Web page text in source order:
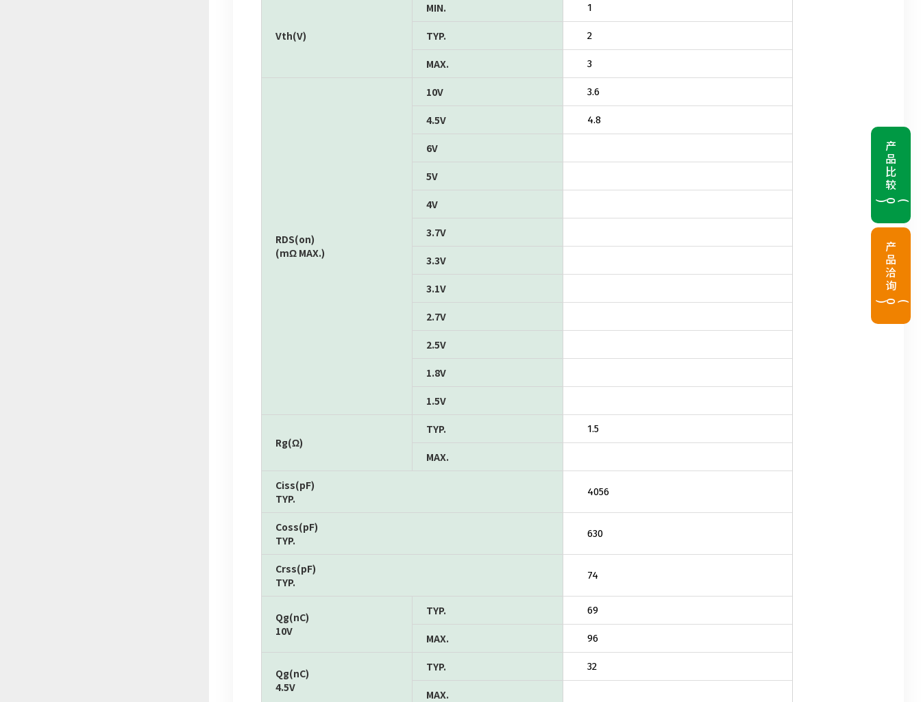
Vth(V)
MIN. 1
TYP. 2
MAX. 3
RDS(on)
(mΩ MAX.)
10V 3.6
4.5V 4.8
6V
5V
4V
3.7V
3.3V
3.1V
2.7V
2.5V
1.8V
1.5V
Rg(Ω)
TYP. 1.5
MAX.
Ciss(pF)
TYP.
4056
Coss(pF)
TYP.
630
Crss(pF)
TYP.
74
Qg(nC)
10V
TYP. 69
MAX. 96
Qg(nC)
4.5V
TYP. 32
MAX.
产品比较
(0)
产品洽询
(0)